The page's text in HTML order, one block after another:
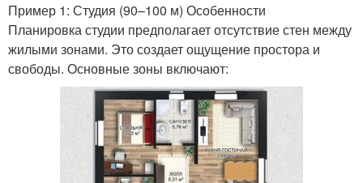
Пример 1: Студия (90–100 м) Особенности
Планировка студии предполагает отсутствие стен между
жилыми зонами. Это создает ощущение простора и
свободы. Основные зоны включают: